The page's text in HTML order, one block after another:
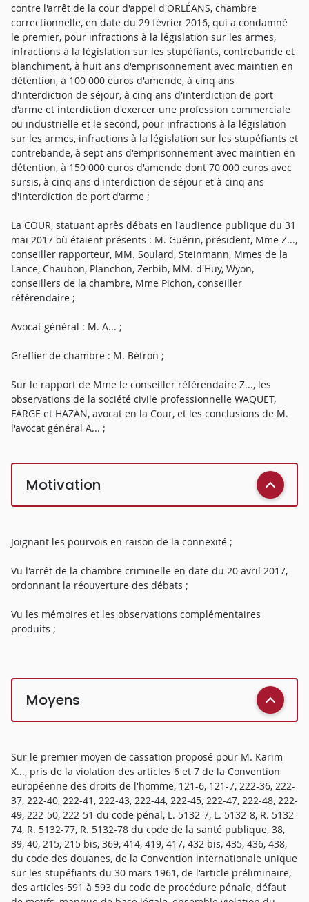
contre l'arrêt de la cour d'appel d'ORLÉANS, chambre
correctionnelle, en date du 29 février 2016, qui a condamné
le premier, pour infractions à la législation sur les armes,
infractions à la législation sur les stupéfiants, contrebande et
blanchiment, à huit ans d'emprisonnement avec maintien en
détention, à 100 000 euros d'amende, à cinq ans
d'interdiction de séjour, à cinq ans d'interdiction de port
d'arme et interdiction d'exercer une profession commerciale
ou industrielle et le second, pour infractions à la législation
sur les armes, infractions à la législation sur les stupéfiants et
contrebande, à sept ans d'emprisonnement avec maintien en
détention, à 150 000 euros d'amende dont 70 000 euros avec
sursis, à cinq ans d'interdiction de séjour et à cinq ans
d'interdiction de port d'arme ;
La COUR, statuant après débats en l'audience publique du 31
mai 2017 où étaient présents : M. Guérin, président, Mme Z...,
conseiller rapporteur, MM. Soulard, Steinmann, Mmes de la
Lance, Chaubon, Planchon, Zerbib, MM. d'Huy, Wyon,
conseillers de la chambre, Mme Pichon, conseiller
référendaire ;
Avocat général : M. A... ;
Greffier de chambre : M. Bétron ;
Sur le rapport de Mme le conseiller référendaire Z..., les
observations de la société civile professionnelle WAQUET,
FARGE et HAZAN, avocat en la Cour, et les conclusions de M.
l'avocat général A... ;
Motivation
Joignant les pourvois en raison de la connexité ;
Vu l'arrêt de la chambre criminelle en date du 20 avril 2017,
ordonnant la réouverture des débats ;
Vu les mémoires et les observations complémentaires
produits ;
Moyens
Sur le premier moyen de cassation proposé pour M. Karim
X..., pris de la violation des articles 6 et 7 de la Convention
européenne des droits de l'homme, 121-6, 121-7, 222-36, 222-
37, 222-40, 222-41, 222-43, 222-44, 222-45, 222-47, 222-48, 222-
49, 222-50, 222-51 du code pénal, L. 5132-7, L. 5132-8, R. 5132-
74, R. 5132-77, R. 5132-78 du code de la santé publique, 38,
39, 40, 215, 215 bis, 369, 414, 419, 417, 432 bis, 435, 436, 438,
du code des douanes, de la Convention internationale unique
sur les stupéfiants du 30 mars 1961, de l'article préliminaire,
des articles 591 à 593 du code de procédure pénale, défaut